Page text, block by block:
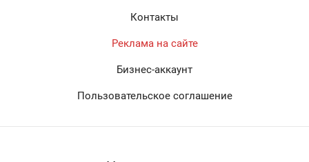
Контакты
Реклама на сайте
Бизнес-аккаунт
Пользовательское соглашение